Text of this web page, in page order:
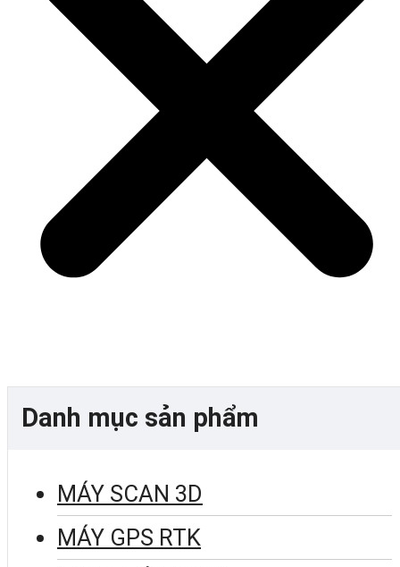
Danh mục sản phẩm
MÁY SCAN 3D
MÁY GPS RTK